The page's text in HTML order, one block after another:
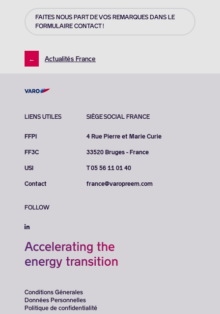
FAITES NOUS PART DE VOS REMARQUES DANS LE
FORMULAIRE CONTACT !
← Actualités France
LIENS UTILES
FFPI
FF3C
USI
Contact
SIÈGE SOCIAL FRANCE
4 Rue Pierre et Marie Curie
33520 Bruges - France
T 05 56 11 01 40
france@varopreem.com
FOLLOW
Accelerating the
energy transition
Conditions Génerales
Données Personnelles
Politique de confidentialité